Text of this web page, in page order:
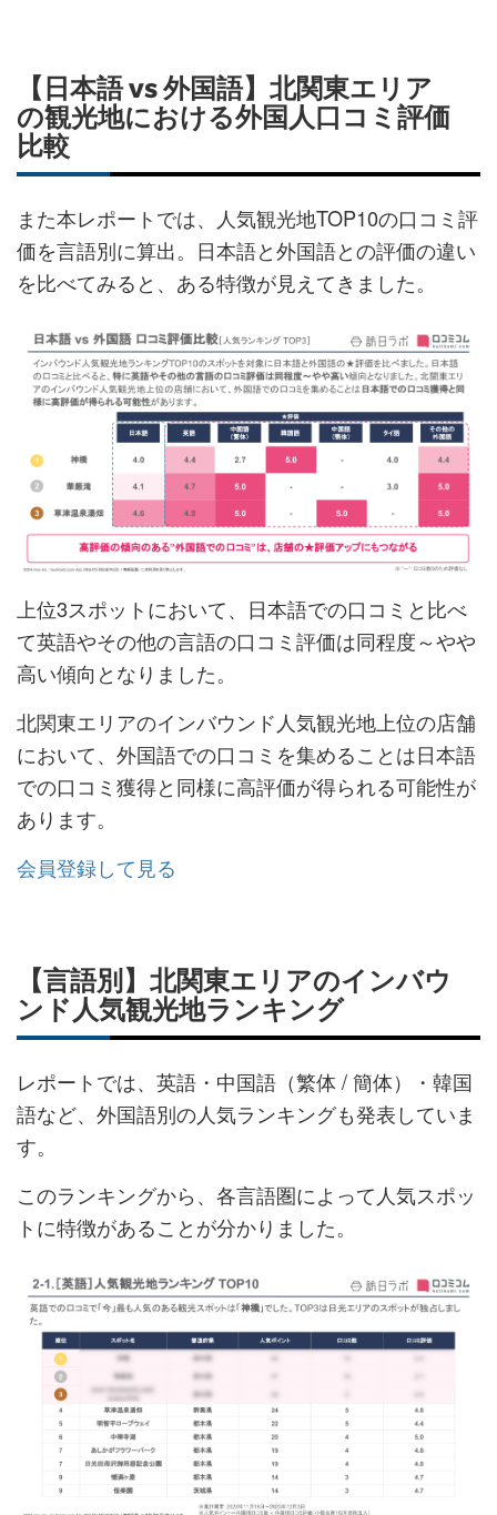
【日本語 vs 外国語】北関東エリア
の観光地における外国人口コミ評価
比較
また本レポートでは、人気観光地TOP10の口コミ評
価を言語別に算出。日本語と外国語との評価の違い
を比べてみると、ある特徴が見えてきました。
上位3スポットにおいて、日本語での口コミと比べ
て英語やその他の言語の口コミ評価は同程度～やや
高い傾向となりました。
北関東エリアのインバウンド人気観光地上位の店舗
において、外国語での口コミを集めることは日本語
での口コミ獲得と同様に高評価が得られる可能性が
あります。
会員登録して見る
【言語別】北関東エリアのインバウ
ンド人気観光地ランキング
レポートでは、英語・中国語（繁体 / 簡体） ・韓国
語など、外国語別の人気ランキングも発表していま
す。
このランキングから、各言語圏によって人気スポッ
トに特徴があることが分かりました。